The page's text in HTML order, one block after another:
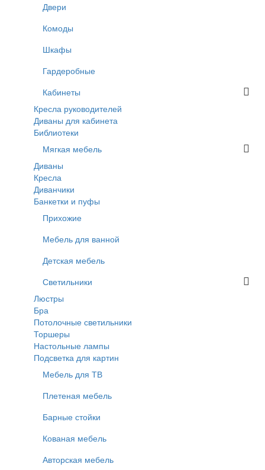
Двери
Комоды
Шкафы
Гардеробные
Кабинеты
Кресла руководителей
Диваны для кабинета
Библиотеки
Мягкая мебель
Диваны
Кресла
Диванчики
Банкетки и пуфы
Прихожие
Мебель для ванной
Детская мебель
Светильники
Люстры
Бра
Потолочные светильники
Торшеры
Настольные лампы
Подсветка для картин
Мебель для ТВ
Плетеная мебель
Барные стойки
Кованая мебель
Авторская мебель